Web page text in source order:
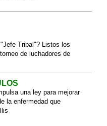
Tribal"? Listos los
de luchadores de
una ley para mejorar
la enfermedad que